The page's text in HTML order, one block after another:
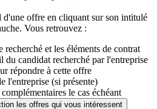
d'une offre en cliquant sur son intitulé
Vous retrouvez :
recherché et les éléments de contrat
du candidat recherché par l'entreprise
répondre à cette offre
l'entreprise (si présente)
le cas échéant
les offres qui vous intéressent